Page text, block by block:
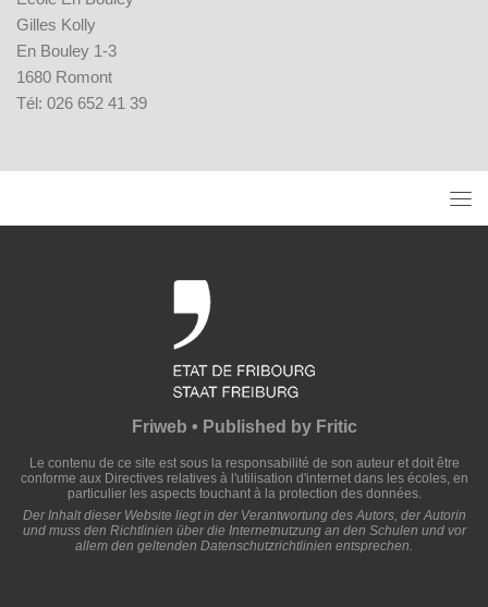
Gilles Kolly
En Bouley 1-3
1680 Romont
Tél: 026 652 41 39